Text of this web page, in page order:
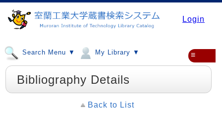
Login
Search Menu ▼ My Library ▼ ≡
Bibliography Details
Back to List